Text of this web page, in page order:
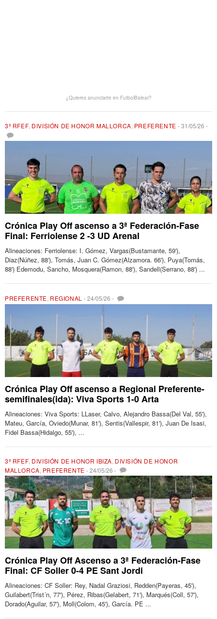
¿Quieres anunciarte en FutbolBalear?
3ª RFEF, DIVISIÓN DE HONOR MALLORCA, PREFERENTE -31/05/26 -
Crónica Play Off ascenso a 3ª Federación-Fase
Final: Ferriolense 2 -3 UD Arenal
Alineaciones: Ferriolense: I. Gómez, Vargas(Bustamante, 59'),
Diaz(Núñez, 88'), Tomás, Juan C. Gómez(Alzamora. 66'), Puya(Tomás,
88') Edemodu, Sancho, Mosquera(Ramon, 88'), Sandell(Serrano, 88') ...
PREFERENTE, REGIONAL -24/05/26 -
Crónica Play Off ascenso a Regional Preferente-
semifinales(ida): Viva Sports 1-0 Arta
Alineaciones: Viva Sports: LLaser, Calvo, Alejandro Bassa(Del Val, 55'),
Mateu, García, Oviedo(Munar, 81'), Sentis(Vallespir, 81'), Juan De Isasi,
Fidel Bassa(Hidalgo, 55'), ...
3ª RFEF, DIVISIÓN DE HONOR IBIZA, DIVISIÓN DE HONOR
MALLORCA, PREFERENTE -24/05/26 -
Crónica Play Off Ascenso a 3ª Federación-Fase
Final: CF Soller 0-4 PE Sant Jordi
Alineaciones: CF Soller: Rey, Nadal Graziosi, Redden(Payeras, 45'),
Guilabert(Trist´n, 77'), Pérez, Ribas(Gelabert, 71'), Marqués(Coll, 57'),
Dorado(Aguilar, 57'), Moll(Colom, 45'), García. PE ...